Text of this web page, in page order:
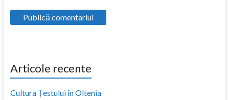
Articole recente
Cultura Țestului în Oltenia